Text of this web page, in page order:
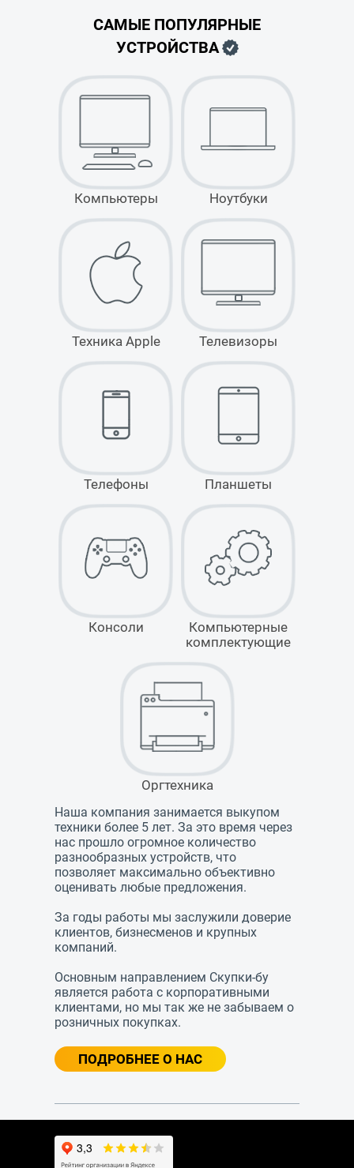
САМЫЕ ПОПУЛЯРНЫЕ
УСТРОЙСТВА
Компьютеры Ноутбуки
Техника Apple Телевизоры
Телефоны Планшеты
Консоли
Компьютерные
комплектующие
Оргтехника
Наша компания занимается выкупом
техники более 5 лет. За это время через
нас прошло огромное количество
разнообразных устройств, что
позволяет максимально объективно
оценивать любые предложения.
За годы работы мы заслужили доверие
клиентов, бизнесменов и крупных
компаний.
Основным направлением Скупки-бу
является работа с корпоративными
клиентами, но мы так же не забываем о
розничных покупках.
ПОДРОБНЕЕ О НАС